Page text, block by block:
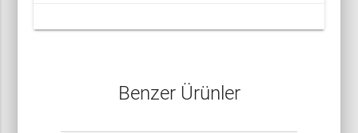
Benzer Ürünler